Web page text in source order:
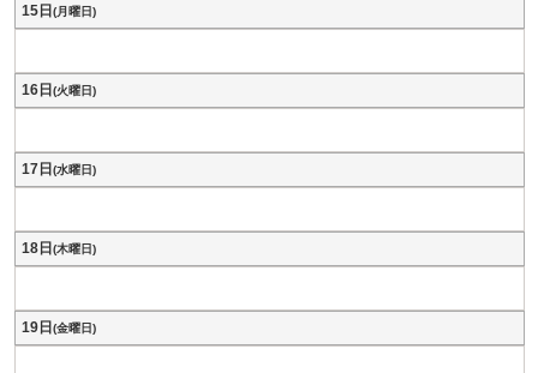
15日 (月曜日)
16日 (火曜日)
17日 (水曜日)
18日 (木曜日)
19日 (金曜日)